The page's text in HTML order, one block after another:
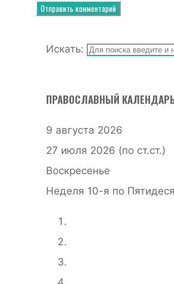
Искать:
ПРАВОСЛАВНЫЙ
9 августа 2026
27 июля 2026 (по ст.ст.)
Воскресенье
Неделя 10-я по